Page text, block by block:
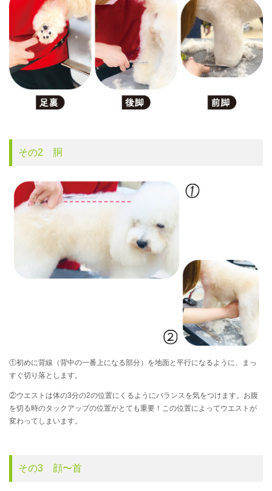
その2 胴
①初めに背線（背中の一番上になる部分）を地面と平行になるように、まっ
すぐ切り落とします。
②ウエストは体の3分の2の位置にくるようにバランスを気をつけます。お腹
を切る時のタックアップの位置がとても重要！この位置によってウエストが
変わってしまいます。
その3 顔〜首